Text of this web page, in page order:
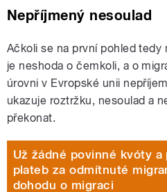
Nepříjmený nesoulad
Ačkoli se na první pohled tedy
je neshoda o čemkoli, a o
úrovni v Evropské unii
ukazuje roztržku, nesoulad a
překonat.
Už žádné povinné kvóty
plateb za odmítnuté
dohodu o migraci